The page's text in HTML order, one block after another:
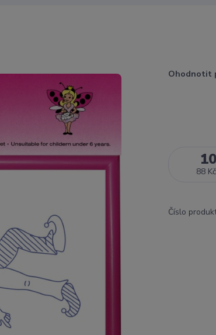
Ohodnotit
88 Kč
Číslo